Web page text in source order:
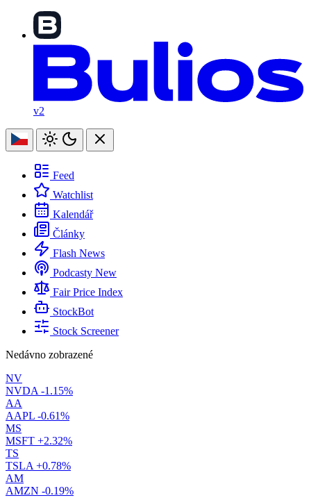
v2
Feed
Watchlist
Kalendář
Články
Flash News
Podcasty New
Fair Price Index
StockBot
Stock Screener
Nedávno zobrazené
NV
NVDA -1.15%
AA
AAPL -0.61%
MS
MSFT +2.32%
TS
TSLA +0.78%
AM
AMZN -0.19%